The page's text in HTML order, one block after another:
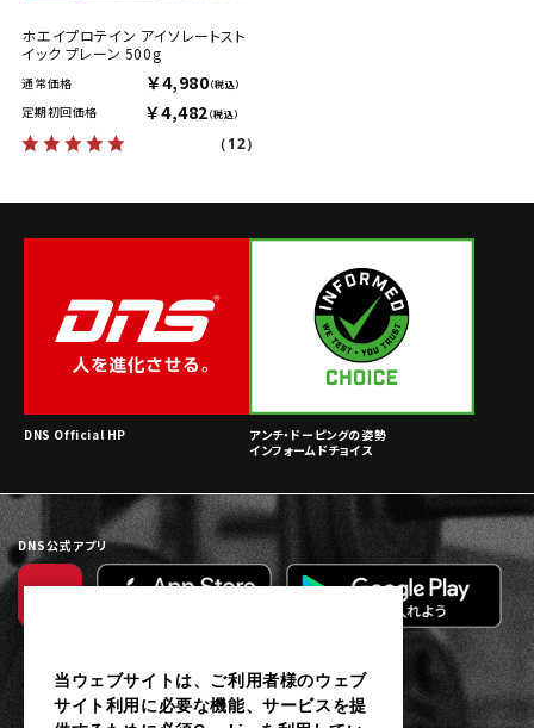
ホエイプロテイン アイソレートスト
イック プレーン 500g
通常価格 ￥4,980（税込）
定期初回価格 ￥4,482（税込）
（12）
DNS Official HP
アンチ・ドーピングの姿勢
インフォームドチョイス
DNS公式アプリ
当ウェブサイトは、ご利用者様のウェブ
サイト利用に必要な機能、サービスを提